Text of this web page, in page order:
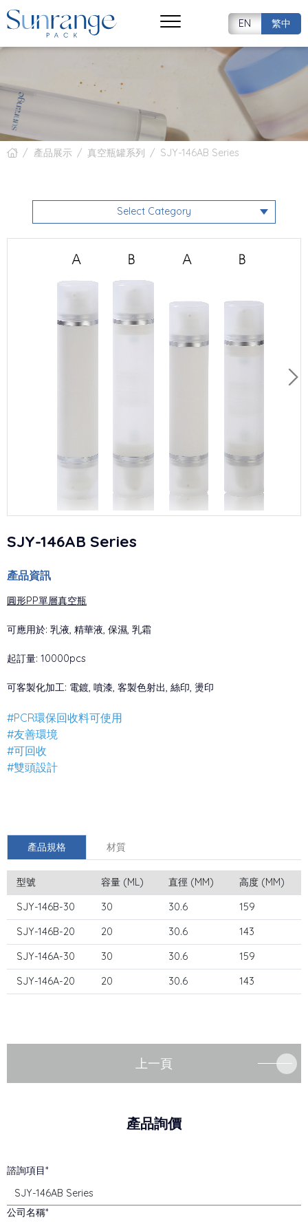
EN 繁中
產品展示 真空瓶罐系列 SJY-146AB Series
Select Category
SJY-146AB Series
產品資訊
圓形PP單層真空瓶
可應用於: 乳液, 精華液, 保濕, 乳霜
起訂量: 10000pcs
可客製化加工: 電鍍, 噴漆, 客製色射出, 絲印, 燙印
#PCR環保回收料可使用
#友善環境
#可回收
#雙頭設計
產品規格 材質
型號 容量 (ML) 直徑 (MM)
高度 (MM)
SJY-146B-30
30 30.6
159
SJY-146B-20
20 30.6
143
SJY-146A-30
30 30.6
159
SJY-146A-20
20 30.6 143
上一頁
產品詢價
諮詢項目
公司名稱